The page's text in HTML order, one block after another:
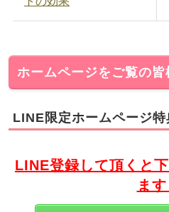
ホームページをご覧の皆
LINE限定ホームページ特
LINE登録して頂くと
ます